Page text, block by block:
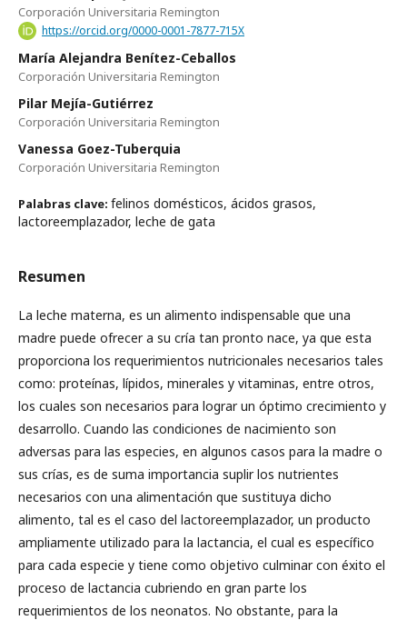
Corporación Universitaria Remington
https://orcid.org/0000-0001-7877-715X
María Alejandra Benítez-Ceballos
Corporación Universitaria Remington
Pilar Mejía-Gutiérrez
Corporación Universitaria Remington
Vanessa Goez-Tuberquia
Corporación Universitaria Remington
Palabras clave: felinos domésticos, ácidos grasos,
lactoreemplazador, leche de gata
Resumen
La leche materna, es un alimento indispensable que una
madre puede ofrecer a su cría tan pronto nace, ya que esta
proporciona los requerimientos nutricionales necesarios tales
como: proteínas, lípidos, minerales y vitaminas, entre otros,
los cuales son necesarios para lograr un óptimo crecimiento y
desarrollo. Cuando las condiciones de nacimiento son
adversas para las especies, en algunos casos para la madre o
sus crías, es de suma importancia suplir los nutrientes
necesarios con una alimentación que sustituya dicho
alimento, tal es el caso del lactoreemplazador, un producto
ampliamente utilizado para la lactancia, el cual es específico
para cada especie y tiene como objetivo culminar con éxito el
proceso de lactancia cubriendo en gran parte los
requerimientos de los neonatos. No obstante, para la